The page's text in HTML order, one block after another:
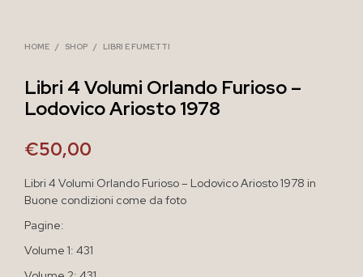
HOME / SHOP / LIBRI E FUMETTI
Libri 4 Volumi Orlando Furioso –
Lodovico Ariosto 1978
€50,00
Libri 4 Volumi Orlando Furioso – Lodovico Ariosto 1978 in
Buone condizioni come da foto
Pagine:
Volume 1: 431